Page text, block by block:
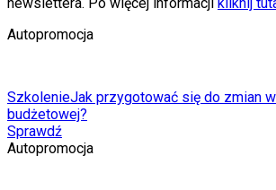
Autopromocja
SzkolenieJak przygotować się do zmian
budżetowej?
Sprawdź
Autopromocja